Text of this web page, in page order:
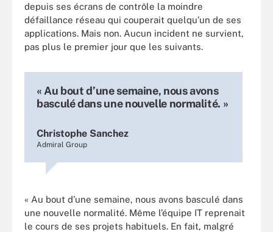
depuis ses écrans de contrôle la moindre
défaillance réseau qui couperait quelqu’un de ses
applications. Mais non. Aucun incident ne survient,
pas plus le premier jour que les suivants.
« Au bout d’une semaine, nous avons
basculé dans une nouvelle normalité. »
Christophe Sanchez
Admiral Group
« Au bout d’une semaine, nous avons basculé dans
une nouvelle normalité. Même l’équipe IT reprenait
le cours de ses projets habituels. En fait, malgré